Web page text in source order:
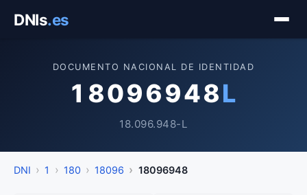
DNIs.es
DOCUMENTO NACIONAL DE IDENTIDAD
18096948L
18.096.948-L
DNI 1 180 18096 18096948